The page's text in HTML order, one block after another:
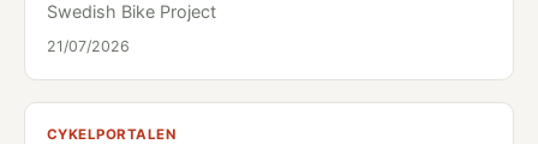
Swedish Bike Project
21/07/2026
CYKELPORTALEN